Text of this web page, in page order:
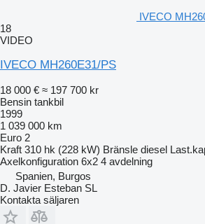
IVECO
18
VIDEO
IVECO MH260E31/PS
18 000 € ≈ 197 700 kr
Bensin tankbil
1999
1 039 000 km
Euro 2
Kraft 310 hk (228 kW) Bränsle diesel
Axelkonfiguration 6x2 4 avdelning
Spanien, Burgos
D. Javier Esteban SL
Kontakta säljaren